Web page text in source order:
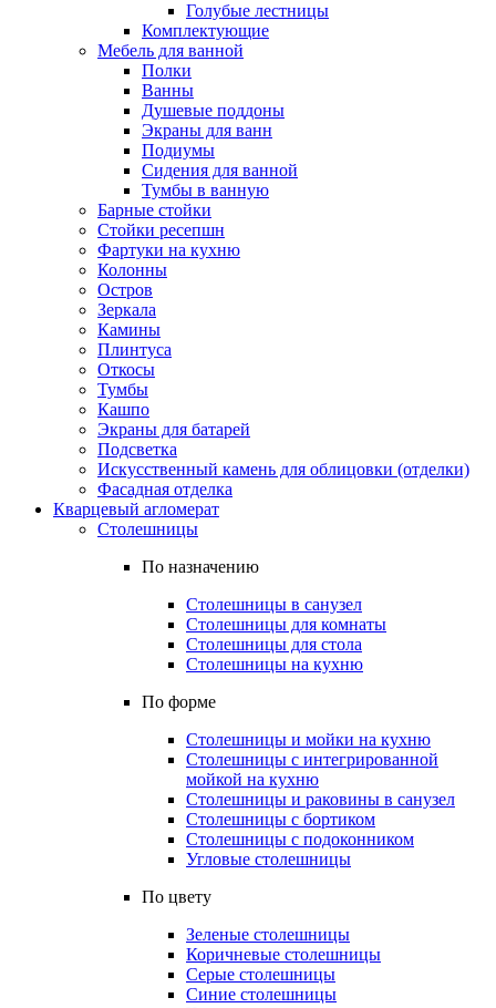
Голубые лестницы
Комплектующие
Мебель для ванной
Полки
Ванны
Душевые поддоны
Экраны для ванн
Подиумы
Сидения для ванной
Тумбы в ванную
Барные стойки
Стойки ресепшн
Фартуки на кухню
Колонны
Остров
Зеркала
Камины
Плинтуса
Откосы
Тумбы
Кашпо
Экраны для батарей
Подсветка
Искусственный камень для облицовки (отделки)
Фасадная отделка
Кварцевый агломерат
Столешницы
По назначению
Столешницы в санузел
Столешницы для комнаты
Столешницы для стола
Столешницы на кухню
По форме
Столешницы и мойки на кухню
Столешницы с интегрированной
мойкой на кухню
Столешницы и раковины в санузел
Столешницы с бортиком
Столешницы с подоконником
Угловые столешницы
По цвету
Зеленые столешницы
Коричневые столешницы
Серые столешницы
Синие столешницы